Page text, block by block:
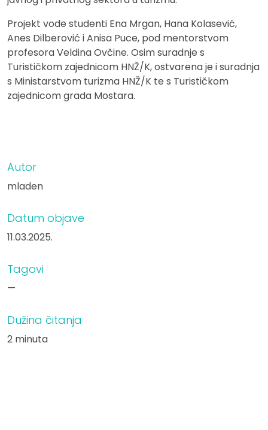
Projekt vode studenti Ena Mrgan, Hana Kolasević,
Anes Dilberović i Anisa Puce, pod mentorstvom
profesora Veldina Ovčine. Osim suradnje s
Turističkom zajednicom HNŽ/K, ostvarena je i suradnja
s Ministarstvom turizma HNŽ/K te s Turističkom
zajednicom grada Mostara.
Autor
mladen
Datum objave
11.03.2025.
Tagovi
—
Dužina čitanja
2 minuta